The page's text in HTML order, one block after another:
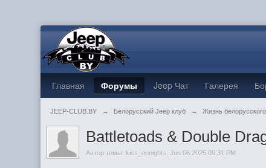
Главная Форумы Jeep Чат Галерея
JEEP-CLUB.BY → Белорусский Jeep клуб → Жизнь
Battletoads & Double
Автор темы: kiss_onnights ,Jun 06 2025 09:31 PM